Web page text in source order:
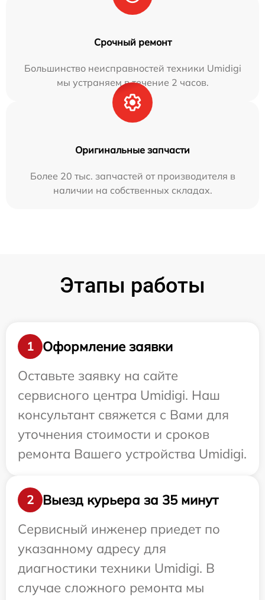
Срочный ремонт
Большинство неисправностей техники Umidigi
мы устраняем в течение 2 часов.
Оригинальные запчасти
Более 20 тыс. запчастей от производителя в
наличии на собственных складах.
Этапы работы
1
Оформление заявки
Оставьте заявку на сайте
сервисного центра Umidigi. Наш
консультант свяжется с Вами для
уточнения стоимости и сроков
ремонта Вашего устройства Umidigi.
2
Выезд курьера за 35 минут
Сервисный инженер приедет по
указанному адресу для
диагностики техники Umidigi. В
случае сложного ремонта мы